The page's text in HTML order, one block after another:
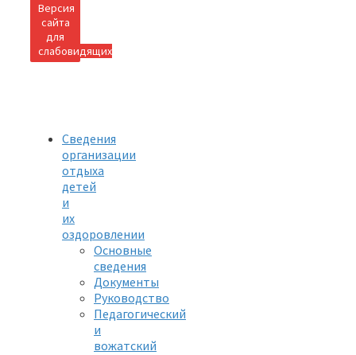
Версия
сайта
для
слабовидящих
Сведения
организации
отдыха
детей
и
их
оздоровлении
Основные
сведения
Документы
Руководство
Педагогический
и
вожатский